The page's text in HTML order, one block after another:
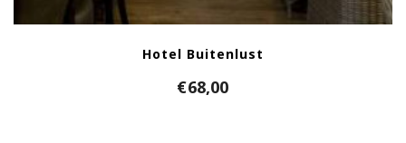
Hotel Buitenlust
€68,00